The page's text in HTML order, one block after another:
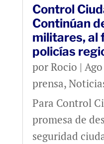
Control
Continúan
militares, al
policías
porRocio |
prensa,
Para Control
promesa de
seguridad